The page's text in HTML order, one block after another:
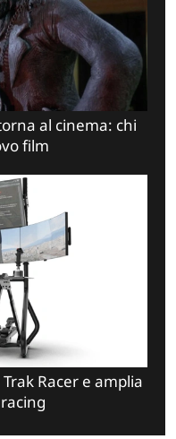
al cinema: chi
film
Racer e amplia